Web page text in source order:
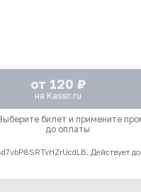
от 120 ₽
на Kassir.ru
билет и примените
до оплаты
Действует